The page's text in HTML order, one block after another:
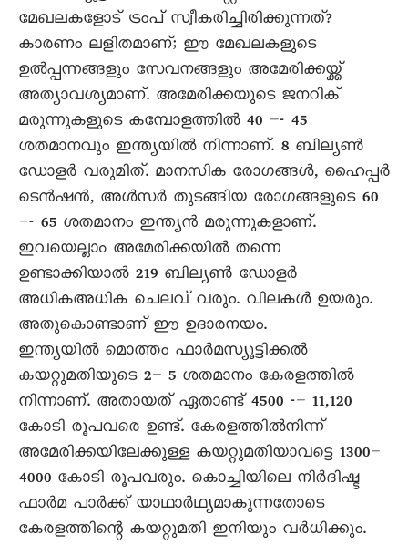
മേഖലകളോട് ട്രംപ് സ്വീകരിച്ചിരിക്കുന്നത്?
കാരണം ലളിതമാണ്; ഈ മേഖലകളുടെ
ഉൽപ്പന്നങ്ങളും സേവനങ്ങളും അമേരിക്കയ്ക്ക്
അത്യാവശ്യമാണ്. അമേരിക്കയുടെ ജനറിക്
മരുന്നുകളുടെ കമ്പോളത്തിൽ 40 –- 45
ശതമാനവും ഇന്ത്യയിൽ നിന്നാണ്. 8 ബില്യൺ
ഡോളർ വരുമിത്. മാനസിക രോഗങ്ങൾ, ഹൈപ്പർ
ടെൻഷൻ, അൾസർ തുടങ്ങിയ രോഗങ്ങളുടെ 60
–- 65 ശതമാനം ഇന്ത്യൻ മരുന്നുകളാണ്.
ഇവയെല്ലാം അമേരിക്കയിൽ തന്നെ
ഉണ്ടാക്കിയാൽ 219 ബില്യൺ ഡോളർ
അധികഅധിക ചെലവ് വരും. വിലകൾ ഉയരും.
അതുകൊണ്ടാണ് ഈ ഉദാരനയം.
ഇന്ത്യയിൽ മൊത്തം ഫാർമസ്യൂട്ടിക്കൽ
കയറ്റുമതിയുടെ 2– 5 ശതമാനം കേരളത്തിൽ
നിന്നാണ്. അതായത് ഏതാണ്ട് 4500 -– 11,120
കോടി രൂപവരെ ഉണ്ട്. കേരളത്തിൽനിന്ന്
അമേരിക്കയിലേക്കുള്ള കയറ്റുമതിയാവട്ടെ 1300–
4000 കോടി രൂപവരും. കൊച്ചിയിലെ നിർദിഷ്ട
ഫാർമ പാർക്ക് യാഥാർഥ്യമാകുന്നതോടെ
കേരളത്തിന്റെ കയറ്റുമതി ഇനിയും വർധിക്കും.